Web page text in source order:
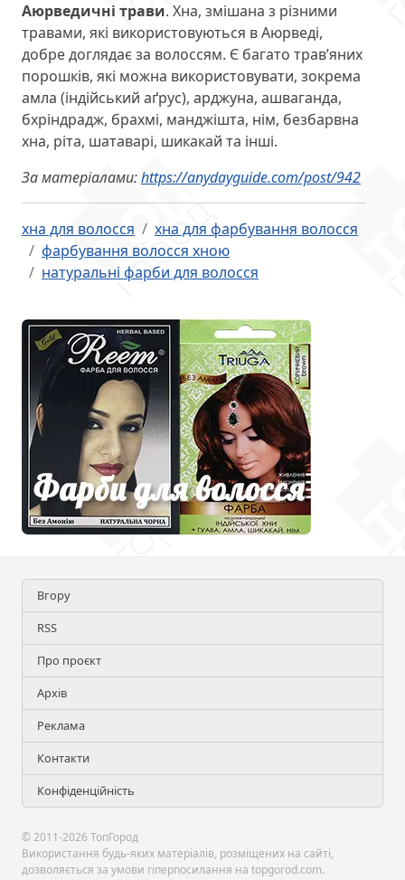
Аюрведичні трави. Хна, змішана з різними
травами, які використовуються в Аюрведі,
добре доглядає за волоссям. Є багато трав’яних
порошків, які можна використовувати, зокрема
амла (індійський аґрус), арджуна, ашваганда,
бхріндрадж, брахмі, манджішта, нім, безбарвна
хна, ріта, шатаварі, шикакай та інші.
За матеріалами:https://anydayguide.com/post/942
хна для волосся
хна для фарбування волосся
фарбування волосся хною
натуральні фарби для волосся
Вгору
RSS
Про проєкт
Архів
Реклама
Контакти
Конфіденційність
© 2011-2026 ТопГород
Використання будь-яких матеріалів, розміщених на сайті,
дозволяється за умови гіперпосилання на topgorod.com.